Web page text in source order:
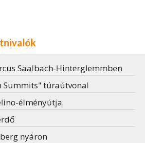
Saalbach-Hinterglemmben
Summits" túraútvonal
élményútja
nyáron